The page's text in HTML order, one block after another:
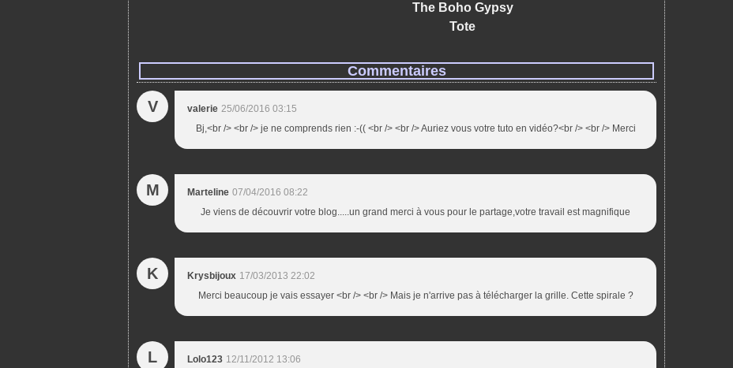
The Boho Gypsy
Tote
Commentaires
V valerie 25/06/2016 03:15
Bj,<br /> <br /> je ne comprends rien :-(( <br /> <br /> Auriez vous votre tuto en vidéo?<br /> <br /> Merci
M Marteline 07/04/2016 08:22
Je viens de découvrir votre blog.....un grand merci à vous pour le partage,votre travail est magnifique
K Krysbijoux 17/03/2013 22:02
Merci beaucoup je vais essayer <br /> <br /> Mais je n'arrive pas à télécharger la grille. Cette spirale ?
L Lolo123 12/11/2012 13:06